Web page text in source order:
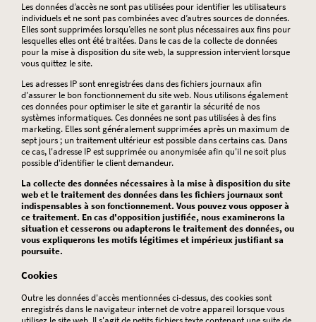
Les données d’accès ne sont pas utilisées pour identifier les utilisateurs
individuels et ne sont pas combinées avec d’autres sources de données.
Elles sont supprimées lorsqu’elles ne sont plus nécessaires aux fins pour
lesquelles elles ont été traitées. Dans le cas de la collecte de données
pour la mise à disposition du site web, la suppression intervient lorsque
vous quittez le site.
Les adresses IP sont enregistrées dans des fichiers journaux afin
d'assurer le bon fonctionnement du site web. Nous utilisons également
ces données pour optimiser le site et garantir la sécurité de nos
systèmes informatiques. Ces données ne sont pas utilisées à des fins
marketing. Elles sont généralement supprimées après un maximum de
sept jours ; un traitement ultérieur est possible dans certains cas. Dans
ce cas, l'adresse IP est supprimée ou anonymisée afin qu'il ne soit plus
possible d'identifier le client demandeur.
La collecte des données nécessaires à la mise à disposition du site
web et le traitement des données dans les fichiers journaux sont
indispensables à son fonctionnement. Vous pouvez vous opposer à
ce traitement. En cas d'opposition justifiée, nous examinerons la
situation et cesserons ou adapterons le traitement des données, ou
vous expliquerons les motifs légitimes et impérieux justifiant sa
poursuite.
Cookies
Outre les données d'accès mentionnées ci-dessus, des cookies sont
enregistrés dans le navigateur internet de votre appareil lorsque vous